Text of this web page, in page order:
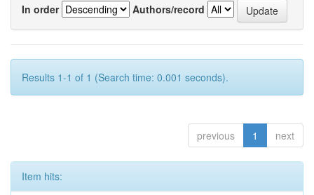
In order
Authors/record
Results 1-1 of 1 (Search time: 0.001 seconds).
previous 1 next
Item hits: